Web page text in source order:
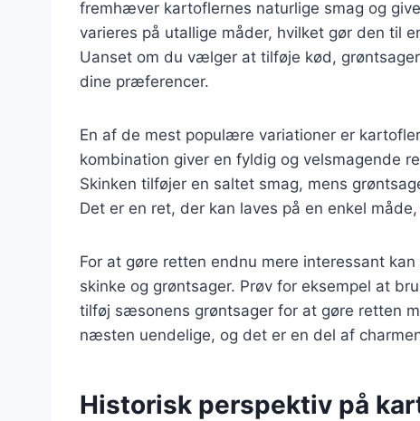
fremhæver kartoflernes naturlige smag og
varieres på utallige måder, hvilket gør den til
Uanset om du vælger at tilføje kød,
dine præferencer.
En af de mest populære variationer er
kombination giver en fyldig og velsmagende
Skinken tilføjer en saltet smag, mens
Det er en ret, der kan laves på en enkel
For at gøre retten endnu mere interessant
skinke og grøntsager. Prøv for eksempel at
tilføj sæsonens grøntsager for at gøre retten
næsten uendelige, og det er en del af
Historisk perspektiv på